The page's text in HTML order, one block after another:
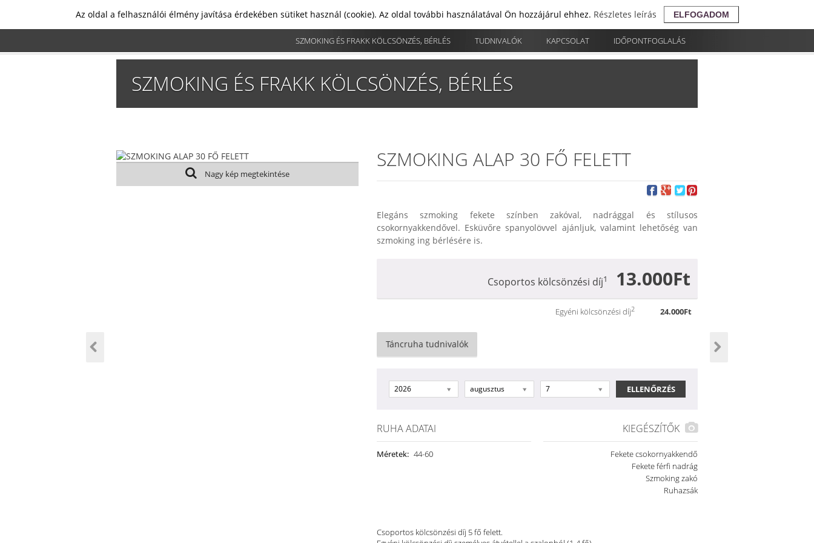
Az oldal a felhasználói élmény javítása érdekében sütiket használ (cookie). Az oldal további használatával Ön hozzájárul ehhez. Részletes leírás ELFOGADOM
IDŐPONTFOGLALÁS
KAPCSOLAT
TUDNIVALÓK
SZMOKING ÉS FRAKK KÖLCSÖNZÉS, BÉRLÉS
SZMOKING ÉS FRAKK KÖLCSÖNZÉS, BÉRLÉS
Nagy kép megtekintése
SZMOKING ALAP 30 FŐ FELETT
Elegáns szmoking fekete színben zakóval, nadrággal és stílusos
csokornyakkendővel. Esküvőre spanyolövvel ajánljuk, valamint lehetőség van
szmoking ing bérlésére is.
Csoportos kölcsönzési díj1 13.000Ft
Egyéni kölcsönzési díj2 24.000Ft
Táncruha tudnivalók
2026 augusztus 7
RUHA ADATAI
Méretek: 44-60
KIEGÉSZÍTŐK
Fekete csokornyakkendő
Fekete férfi nadrág
Szmoking zakó
Ruhazsák
Csoportos kölcsönzési díj 5 fő felett.